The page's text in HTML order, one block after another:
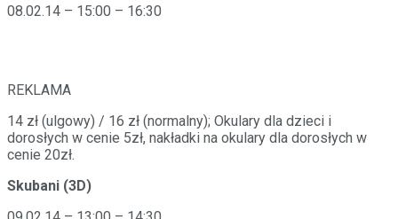
08.02.14 – 15:00 – 16:30
REKLAMA
14 zł (ulgowy) / 16 zł (normalny); Okulary dla dzieci i
dorosłych w cenie 5zł, nakładki na okulary dla dorosłych w
cenie 20zł.
Skubani (3D)